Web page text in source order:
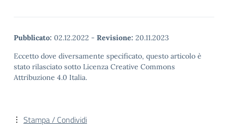
Pubblicato: 02.12.2022 - Revisione: 20.11.2023
Eccetto dove diversamente specificato, questo articolo è
stato rilasciato sotto Licenza Creative Commons
Attribuzione 4.0 Italia.
Stampa / Condividi